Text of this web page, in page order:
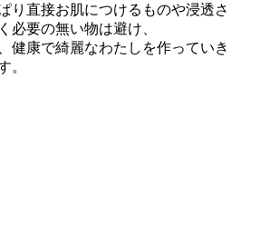
り直接お肌につけるものや浸透さ
必要の無い物は避け、
健康で綺麗なわたしを作っていき
。